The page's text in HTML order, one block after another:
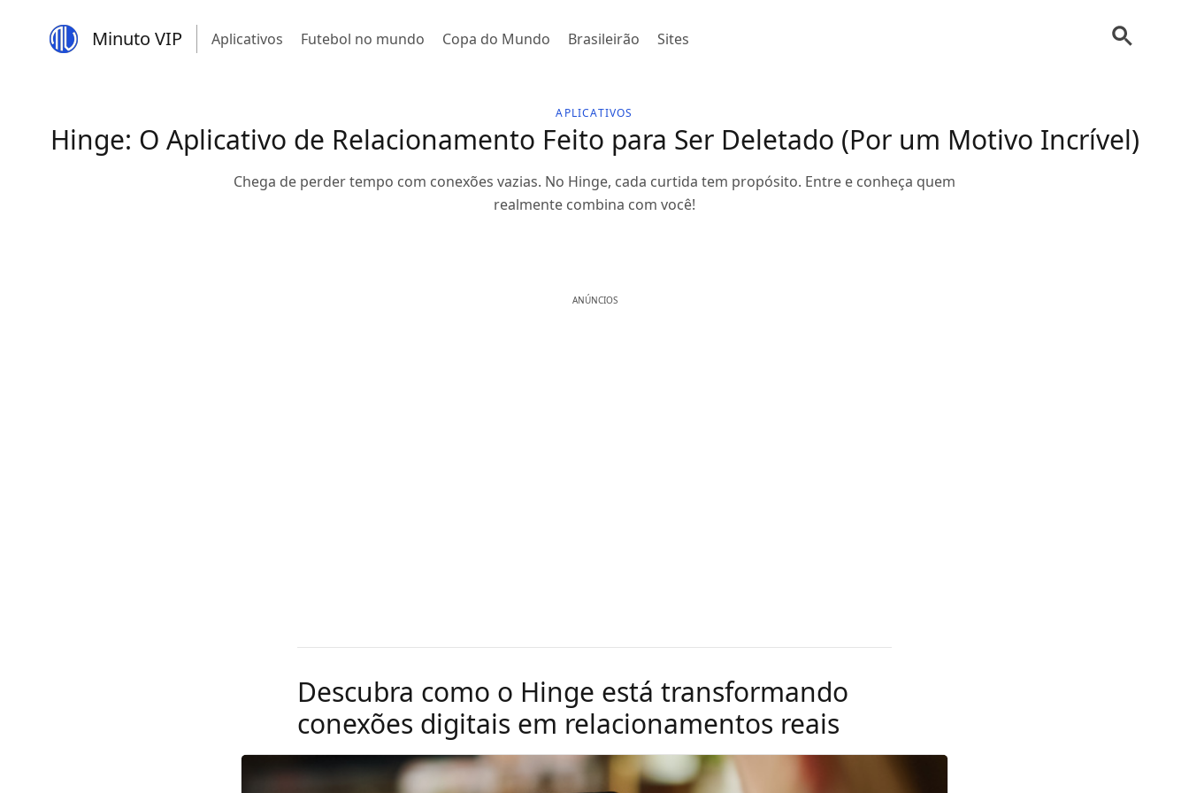
Minuto VIP Aplicativos Futebol no mundo Copa do Mundo Brasileirão Sites
APLICATIVOS
Hinge: O Aplicativo de Relacionamento Feito para Ser Deletado (Por um Motivo Incrível)
Chega de perder tempo com conexões vazias. No Hinge, cada curtida tem propósito. Entre e conheça quem
realmente combina com você!
ANÚNCIOS
Descubra como o Hinge está transformando
conexões digitais em relacionamentos reais